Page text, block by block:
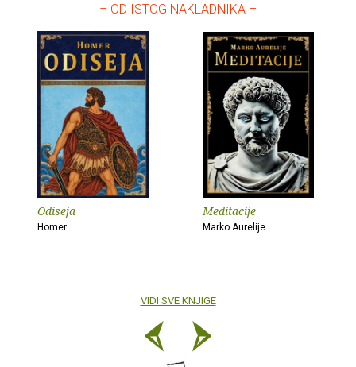
– OD ISTOG NAKLADNIKA –
Odiseja
Homer
Meditacije
Marko Aurelije
VIDI SVE KNJIGE